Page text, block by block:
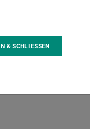
& SCHLIESSEN